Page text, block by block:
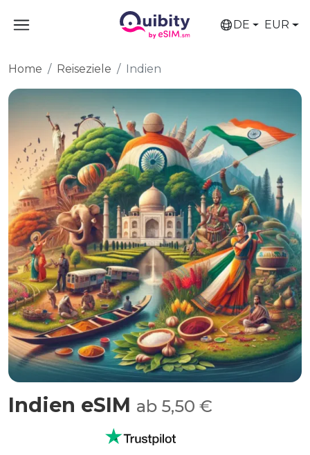
DE EUR
Home Reiseziele Indien
Indien eSIM ab 5,50 €